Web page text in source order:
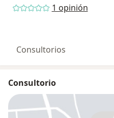
1 opinión
Consultorios
Consultorio